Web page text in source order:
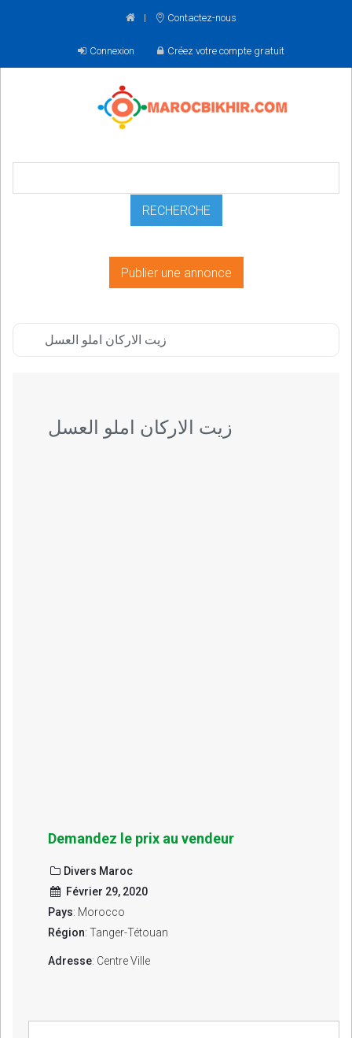
Contactez-nous
Connexion Créez votre compte gratuit
Publier une annonce
زيت الاركان املو العسل
زيت الاركان املو العسل
Demandez le prix au vendeur
Divers Maroc
Février 29, 2020
Pays: Morocco
Région: Tanger-Tétouan
Adresse: Centre Ville